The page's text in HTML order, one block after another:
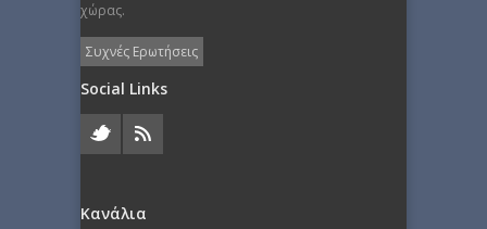
χώρας.
Συχνές Ερωτήσεις
Social Links
Κανάλια